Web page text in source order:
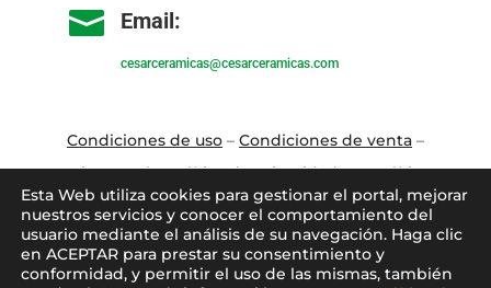
 Email:
cesarceramicas@cesarceramicas.com
Condiciones de uso– Condiciones de venta–
Aviso Legal–Política de privacidad –Política
de cookies
Blog–Contacto–Conócenos –Mi Cuenta
Esta Web utiliza cookies para gestionar el portal, mejorar
nuestros servicios y conocer el comportamiento del
usuario mediante el análisis de su navegación. Haga clic
en ACEPTAR para prestar su consentimiento y
conformidad, y permitir el uso de las mismas, también